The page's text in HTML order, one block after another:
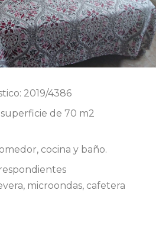
2019/4386
de 70 m2
cocina y baño.
microondas, cafetera